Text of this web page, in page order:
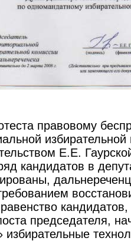
правовому
Е.Е.
кандидатов в
председателя,
избирательные